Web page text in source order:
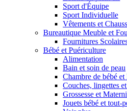
Sport d'Équipe
Sport Individuelle
Vêtements et
Bureautique Meuble et
Fournitures
Bébé et Puériculture
Alimentation
Bain et soin de peau
Chambre de bébé
Couches, lingettes
Grossesse et
Jouets bébé et tout-